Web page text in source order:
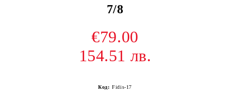
7/8
€79.00
154.51 лв.
Код: Fidis-17